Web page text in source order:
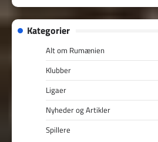
Kategorier
Alt om Rumænien
Klubber
Ligaer
Nyheder og Artikler
Spillere